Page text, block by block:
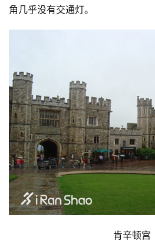
角几乎没有交通灯。
肯辛顿宫